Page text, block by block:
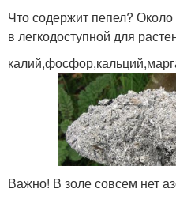
Что содержит пепел?
в легкодоступной для
Важно! В золе совсем нет